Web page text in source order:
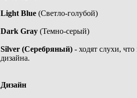
Light Blue (Светло-голубой)
Dark Gray (Темно-серый)
Silver (Серебряный) - ходят слухи,
дизайна.
Дизайн